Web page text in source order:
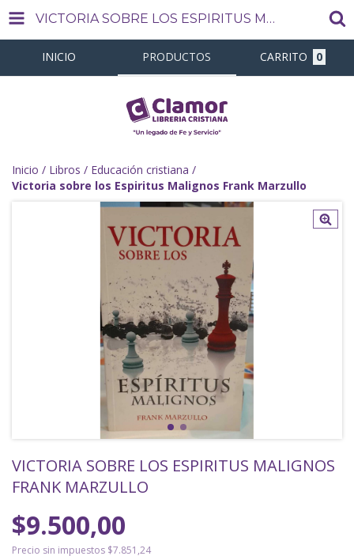
VICTORIA SOBRE LOS ESPIRITUS MALIGNOS FRANK MARZULLO
INICIO PRODUCTOS CARRITO 0
Inicio / Libros / Educación cristiana /
Victoria sobre los Espiritus Malignos Frank Marzullo
VICTORIA SOBRE LOS ESPIRITUS MALIGNOS
FRANK MARZULLO
$9.500,00
Precio sin impuestos $7.851,24